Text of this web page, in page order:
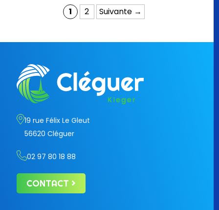
1 2 Suivante →
19 rue Félix Le Gleut
56620 Cléguer
02 97 80 18 88
CONTACT